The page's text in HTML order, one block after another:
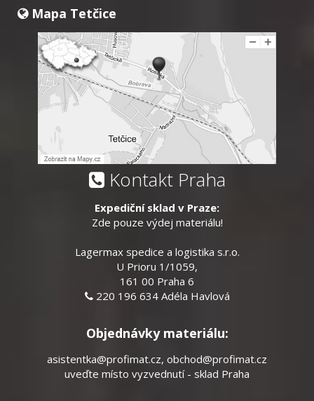
Mapa Tetčice
Kontakt Praha
Expediční sklad v Praze:
Zde pouze výdej materiálu!
Lagermax spedice a logistika s.r.o.
U Prioru 1/1059,
161 00 Praha 6
220 196 634 Adéla Havlová
Objednávky materiálu:
asistentka@profimat.cz, obchod@profimat.cz
uveďte místo vyzvednutí - sklad Praha